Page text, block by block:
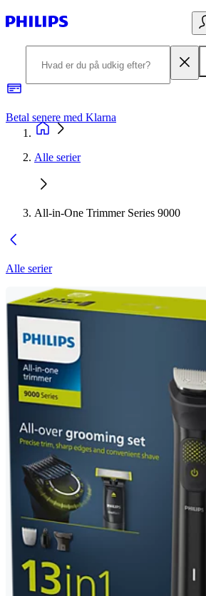
Betal senere med Klarna
Alle serier
All-in-One Trimmer Series 9000
Alle serier